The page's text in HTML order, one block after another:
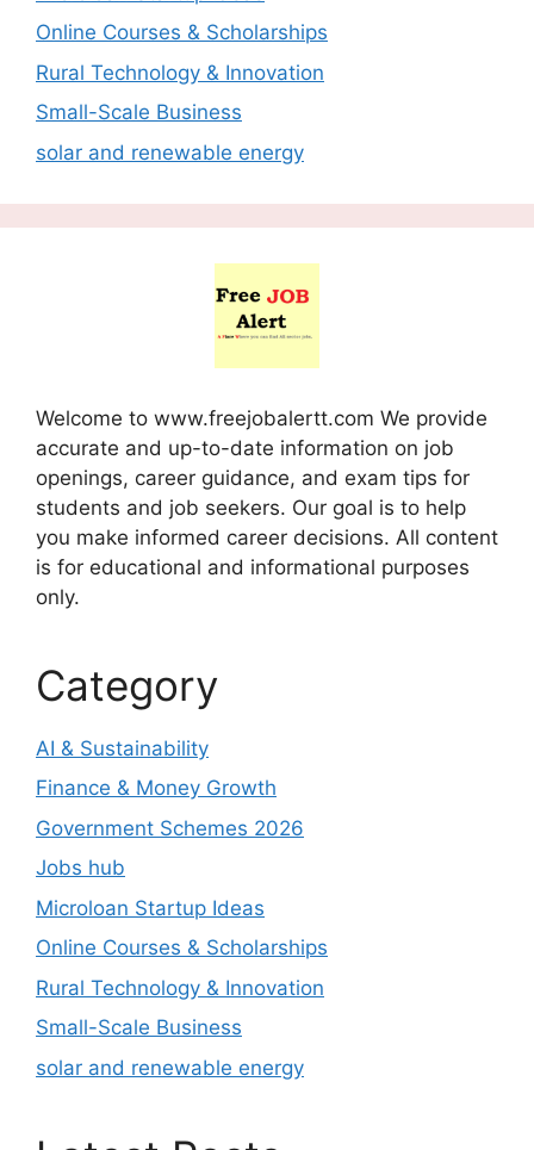
Online Courses & Scholarships
Rural Technology & Innovation
Small-Scale Business
solar and renewable energy
Welcome to www.freejobalertt.com We provide
accurate and up-to-date information on job
openings, career guidance, and exam tips for
students and job seekers. Our goal is to help
you make informed career decisions. All content
is for educational and informational purposes
only.
Category
AI & Sustainability
Finance & Money Growth
Government Schemes 2026
Jobs hub
Microloan Startup Ideas
Online Courses & Scholarships
Rural Technology & Innovation
Small-Scale Business
solar and renewable energy